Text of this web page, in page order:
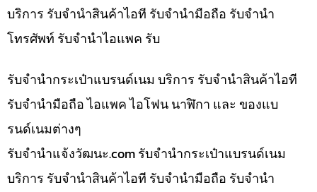
บริการ รับจำนำสินค้าไอที รับจำนำมือถือ รับจำนำ
โทรศัพท์ รับจำนำไอแพค รับ
รับจำนำกระเป๋าแบรนด์เนม บริการ รับจำนำสินค้าไอที
รับจำนำมือถือ ไอแพค ไอโฟน นาฬิกา และ ของแบ
รนด์เนมต่างๆ
รับจํานําแจ้งวัฒนะ.com รับจำนำกระเป๋าแบรนด์เนม
บริการ รับจำนำสินค้าไอที รับจำนำมือถือ รับจำนำ